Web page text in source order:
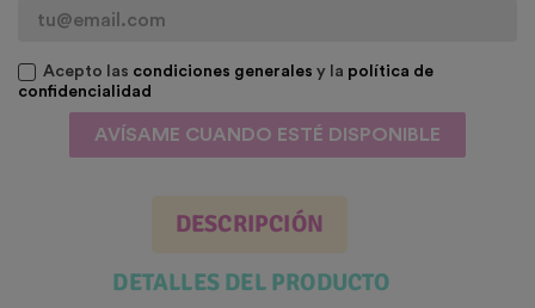
Acepto las condiciones generales y la política de
confidencialidad
AVÍSAME CUANDO ESTÉ DISPONIBLE
DESCRIPCIÓN
DETALLES DEL PRODUCTO